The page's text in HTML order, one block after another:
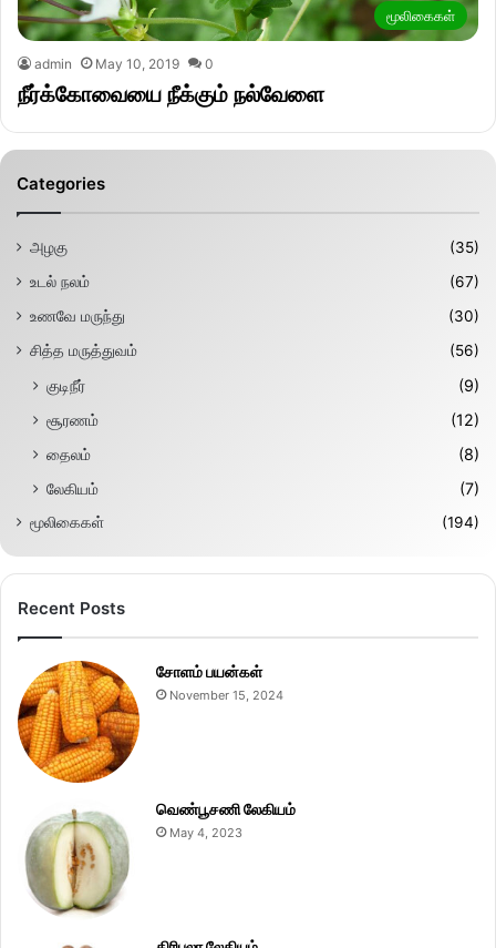
மூலிகைகள்
admin May 10, 2019 0
நீர்க்கோவையை நீக்கும் நல்வேளை
Categories
அழகு
(35)
உடல் நலம்
(67)
உணவே மருந்து
(30)
சித்த மருத்துவம்
(56)
குடிநீர்
(9)
சூரணம்
(12)
தைலம்
(8)
லேகியம்
(7)
மூலிகைகள் (194)
Recent Posts
சோளம் பயன்கள்
November 15, 2024
வெண்பூசணி லேகியம்
May 4, 2023